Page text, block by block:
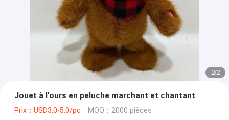
2/2
Jouet à l'ours en peluche marchant et chantant
Prix：USD3.0-5.0/pc MOQ：2000 pièces